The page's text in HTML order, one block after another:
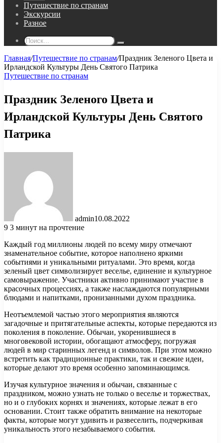
Путешествие по странам
Экскурсии
Разное
Поиск...
Главная/Путешествие по странам/Праздник Зеленого Цвета и
Ирландской Культуры День Святого Патрика
Путешествие по странам
Праздник Зеленого Цвета и
Ирландской Культуры День Святого
Патрика
admin10.08.2022
9 3 минут на прочтение
Каждый год миллионы людей по всему миру отмечают
знаменательное событие, которое наполнено яркими
событиями и уникальными ритуалами. Это время, когда
зеленый цвет символизирует веселье, единение и культурное
самовыражение. Участники активно принимают участие в
красочных процессиях, а также наслаждаются популярными
блюдами и напитками, пронизанными духом праздника.
Неотъемлемой частью этого мероприятия являются
загадочные и притягательные аспекты, которые передаются из
поколения в поколение. Обычаи, укоренившиеся в
многовековой истории, обогащают атмосферу, погружая
людей в мир старинных легенд и символов. При этом можно
встретить как традиционные практики, так и свежие идеи,
которые делают это время особенно запоминающимся.
Изучая культурное значения и обычаи, связанные с
праздником, можно узнать не только о веселье и торжествах,
но и о глубоких корнях и значениях, которые лежат в его
основании. Стоит также обратить внимание на некоторые
факты, которые могут удивить и развеселить, подчеркивая
уникальность этого незабываемого события.